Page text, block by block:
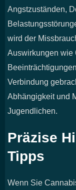
Angstzuständen,
wird der
Auswirkungen wie
Verbindung
Abhängigkeit und
Jugendlichen.
Präzise
Tipps
Wenn Sie